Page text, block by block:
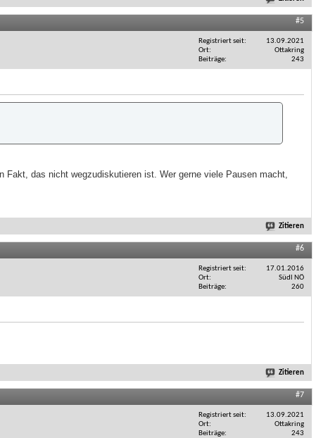
#5
Registriert seit
13.09.2021
Ort
Ottakring
Beiträge
243
das nicht wegzudiskutieren ist. Wer gerne viele Pausen macht,
Zitieren
#6
Registriert seit
17.01.2016
Ort
Südl NÖ
Beiträge
260
Zitieren
#7
Registriert seit
13.09.2021
Ort
Ottakring
Beiträge
243